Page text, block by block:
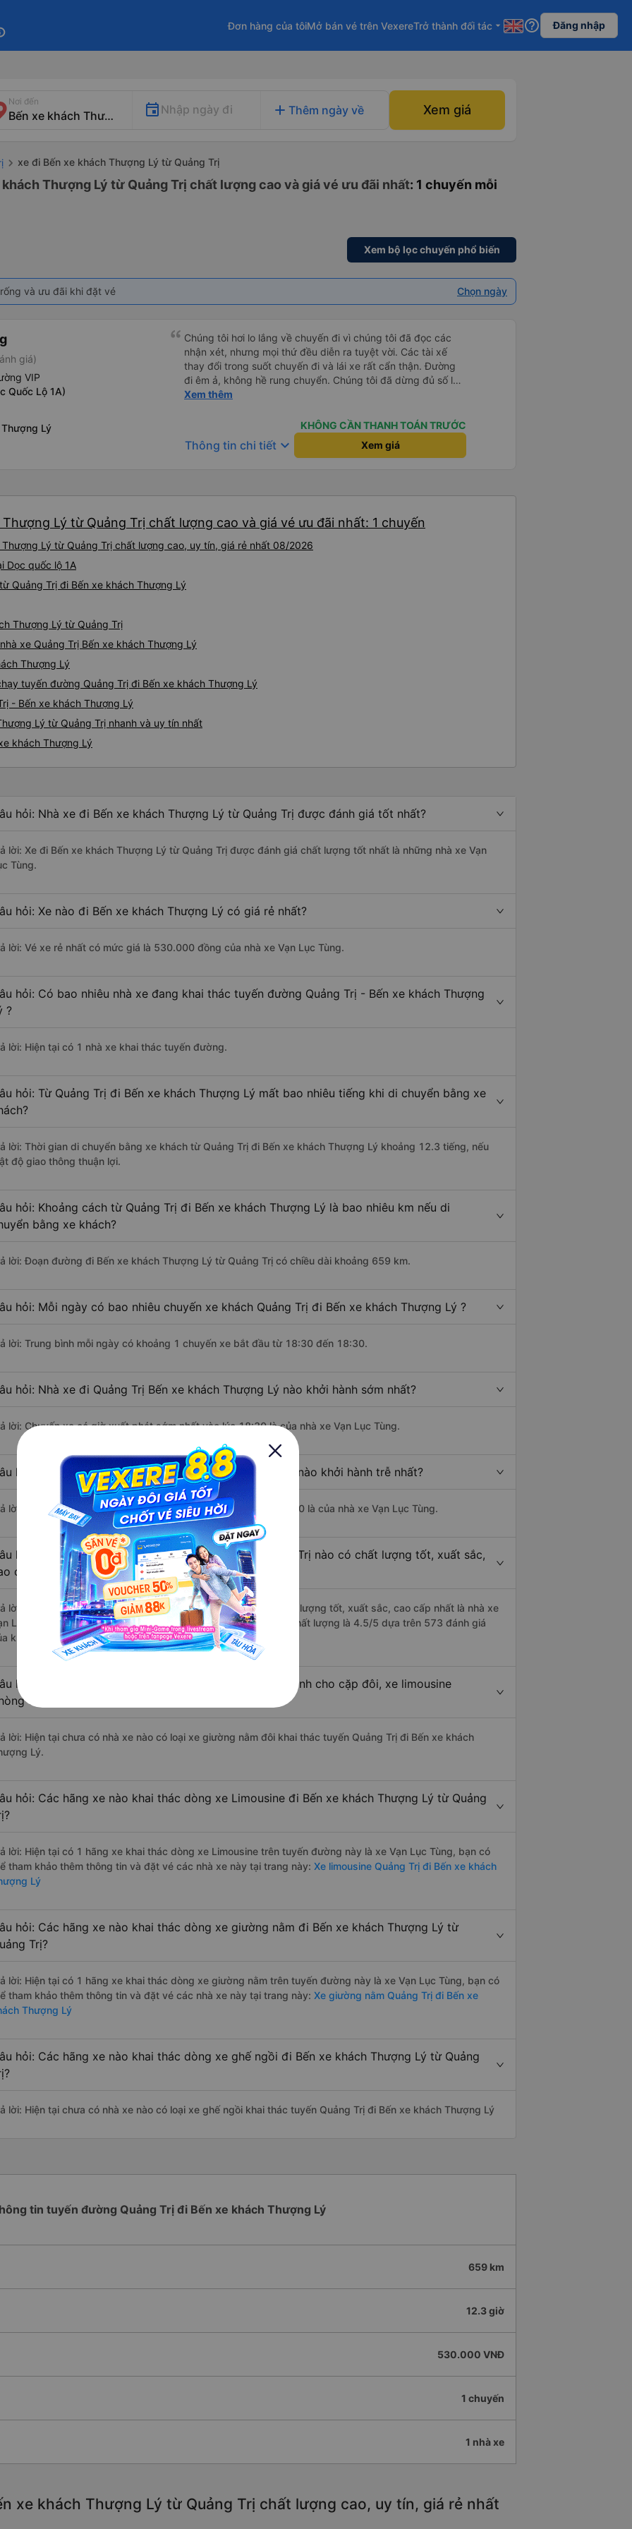
Đơn hàng của tôiMở bán vé trên VexereTrở thành đối tác arrow_drop_down help_outline Đăng nhập
Nơi đến
Nhập ngày đi add Thêm ngày về Xem giá
xe đi Bến xe khách Thượng Lý từ Quảng Trị
Thượng Lý từ Quảng Trị chất lượng cao và giá vé ưu đãi nhất: 1 chuyến mỗi
Xem bộ lọc chuyến phổ biến
và ưu đãi khi đặt vé Chọn ngày
giá)
VIP
Quốc Lộ 1A)
Lý
Chúng tôi hơi lo lắng về chuyến đi vì chúng tôi đã đọc các
nhận xét, nhưng mọi thứ đều diễn ra tuyệt vời. Các tài xế
thay đổi trong suốt chuyến đi và lái xe rất cẩn thận. Đường
đi êm ả, không hề rung chuyển. Chúng tôi đã dừng đủ số lần
để đi vệ sinh và dừng lại để ăn tối. Nhìn chung, ghế ngồi có
không phải là vấn đề lớn. Chúng tôi rất thích chuyến đi.
Xem thêm
KHÔNG CẦN THANH TOÁN TRƯỚC
Thông tin chi tiết keyboard_arrow_down Xem giá
Lý từ Quảng Trị chất lượng cao và giá vé ưu đãi nhất: 1 chuyến
Lý từ Quảng Trị chất lượng cao, uy tín, giá rẻ nhất 08/2026
Dọc quốc lộ 1A
Quảng Trị đi Bến xe khách Thượng Lý
Thượng Lý từ Quảng Trị
xe Quảng Trị Bến xe khách Thượng Lý
Thượng Lý
tuyến đường Quảng Trị đi Bến xe khách Thượng Lý
- Bến xe khách Thượng Lý
Lý từ Quảng Trị nhanh và uy tín nhất
khách Thượng Lý
hỏi: Nhà xe đi Bến xe khách Thượng Lý từ Quảng Trị được đánh giá tốt nhất?
lời: Xe đi Bến xe khách Thượng Lý từ Quảng Trị được đánh giá chất lượng tốt nhất là những nhà xe Vạn
Tùng.
hỏi: Xe nào đi Bến xe khách Thượng Lý có giá rẻ nhất?
lời: Vé xe rẻ nhất có mức giá là 530.000 đồng của nhà xe Vạn Lục Tùng.
hỏi: Có bao nhiêu nhà xe đang khai thác tuyến đường Quảng Trị - Bến xe khách Thượng
?
lời: Hiện tại có 1 nhà xe khai thác tuyến đường.
hỏi: Từ Quảng Trị đi Bến xe khách Thượng Lý mất bao nhiêu tiếng khi di chuyển bằng xe
lời: Thời gian di chuyển bằng xe khách từ Quảng Trị đi Bến xe khách Thượng Lý khoảng 12.3 tiếng, nếu
độ giao thông thuận lợi.
hỏi: Khoảng cách từ Quảng Trị đi Bến xe khách Thượng Lý là bao nhiêu km nếu di
bằng xe khách?
lời: Đoạn đường đi Bến xe khách Thượng Lý từ Quảng Trị có chiều dài khoảng 659 km.
hỏi: Mỗi ngày có bao nhiêu chuyến xe khách Quảng Trị đi Bến xe khách Thượng Lý ?
lời: Trung bình mỗi ngày có khoảng 1 chuyến xe bắt đầu từ 18:30 đến 18:30.
hỏi: Nhà xe đi Quảng Trị Bến xe khách Thượng Lý nào khởi hành sớm nhất?
lời: Chuyến xe có giờ xuất phát sớm nhất vào lúc 18:30 là của nhà xe Vạn Lục Tùng.
hỏi: Nhà xe đi Bến xe khách Thượng Lý từ Quảng Trị nào khởi hành trễ nhất?
lời: Chuyến xe có giờ xuất phát trễ (muộn) nhất là vào lúc 18:30 là của nhà xe Vạn Lục Tùng.
hỏi: Review xe đi Bến xe khách Thượng Lý từ Quảng Trị nào có chất lượng tốt, xuất sắc,
cấp nhất?
lời: Những hãng xe đi Quảng Trị Bến xe khách Thượng Lý chất lượng tốt, xuất sắc, cao cấp nhất là nhà xe
Lục Tùng đi Bến xe khách Thượng Lý từ Quảng Trị với điểm chất lượng là 4.5/5 dựa trên 573 đánh giá
khách hàng).
hỏi: Có loại xe Quảng Trị Bến xe khách Thượng Lý dành cho cặp đôi, xe limousine
đôi không?
lời: Hiện tại chưa có nhà xe nào có loại xe giường nằm đôi khai thác tuyến Quảng Trị đi Bến xe khách
Lý.
hỏi: Các hãng xe nào khai thác dòng xe Limousine đi Bến xe khách Thượng Lý từ Quảng
lời: Hiện tại có 1 hãng xe khai thác dòng xe Limousine trên tuyến đường này là xe Vạn Lục Tùng, bạn có
tham khảo thêm thông tin và đặt vé các nhà xe này tại trang này: Xe limousine Quảng Trị đi Bến xe khách
Lý
hỏi: Các hãng xe nào khai thác dòng xe giường nằm đi Bến xe khách Thượng Lý từ
Trị?
lời: Hiện tại có 1 hãng xe khai thác dòng xe giường nằm trên tuyến đường này là xe Vạn Lục Tùng, bạn có
tham khảo thêm thông tin và đặt vé các nhà xe này tại trang này: Xe giường nằm Quảng Trị đi Bến xe
Thượng Lý
hỏi: Các hãng xe nào khai thác dòng xe ghế ngồi đi Bến xe khách Thượng Lý từ Quảng
lời: Hiện tại chưa có nhà xe nào có loại xe ghế ngồi khai thác tuyến Quảng Trị đi Bến xe khách Thượng Lý
tin tuyến đường Quảng Trị đi Bến xe khách Thượng Lý
659 km
12.3 giờ
530.000 VNĐ
1 chuyến
1 nhà xe
xe khách Thượng Lý từ Quảng Trị chất lượng cao, uy tín, giá rẻ nhất